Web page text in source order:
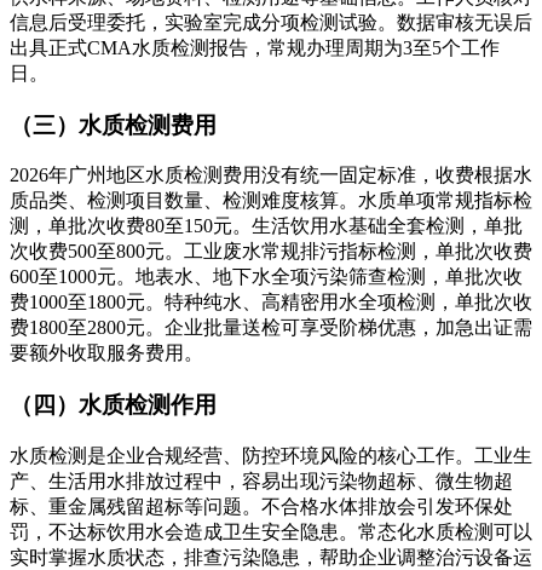
信息后受理委托，实验室完成分项检测试验。数据审核无误后
出具正式CMA水质检测报告，常规办理周期为3至5个工作
日。
（三）水质检测费用
2026年广州地区水质检测费用没有统一固定标准，收费根据水
质品类、检测项目数量、检测难度核算。水质单项常规指标检
测，单批次收费80至150元。生活饮用水基础全套检测，单批
次收费500至800元。工业废水常规排污指标检测，单批次收费
600至1000元。地表水、地下水全项污染筛查检测，单批次收
费1000至1800元。特种纯水、高精密用水全项检测，单批次收
费1800至2800元。企业批量送检可享受阶梯优惠，加急出证需
要额外收取服务费用。
（四）水质检测作用
水质检测是企业合规经营、防控环境风险的核心工作。工业生
产、生活用水排放过程中，容易出现污染物超标、微生物超
标、重金属残留超标等问题。不合格水体排放会引发环保处
罚，不达标饮用水会造成卫生安全隐患。常态化水质检测可以
实时掌握水质状态，排查污染隐患，帮助企业调整治污设备运